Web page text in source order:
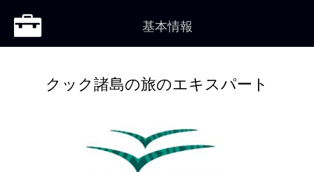
基本情報
クック諸島の旅のエキスパート